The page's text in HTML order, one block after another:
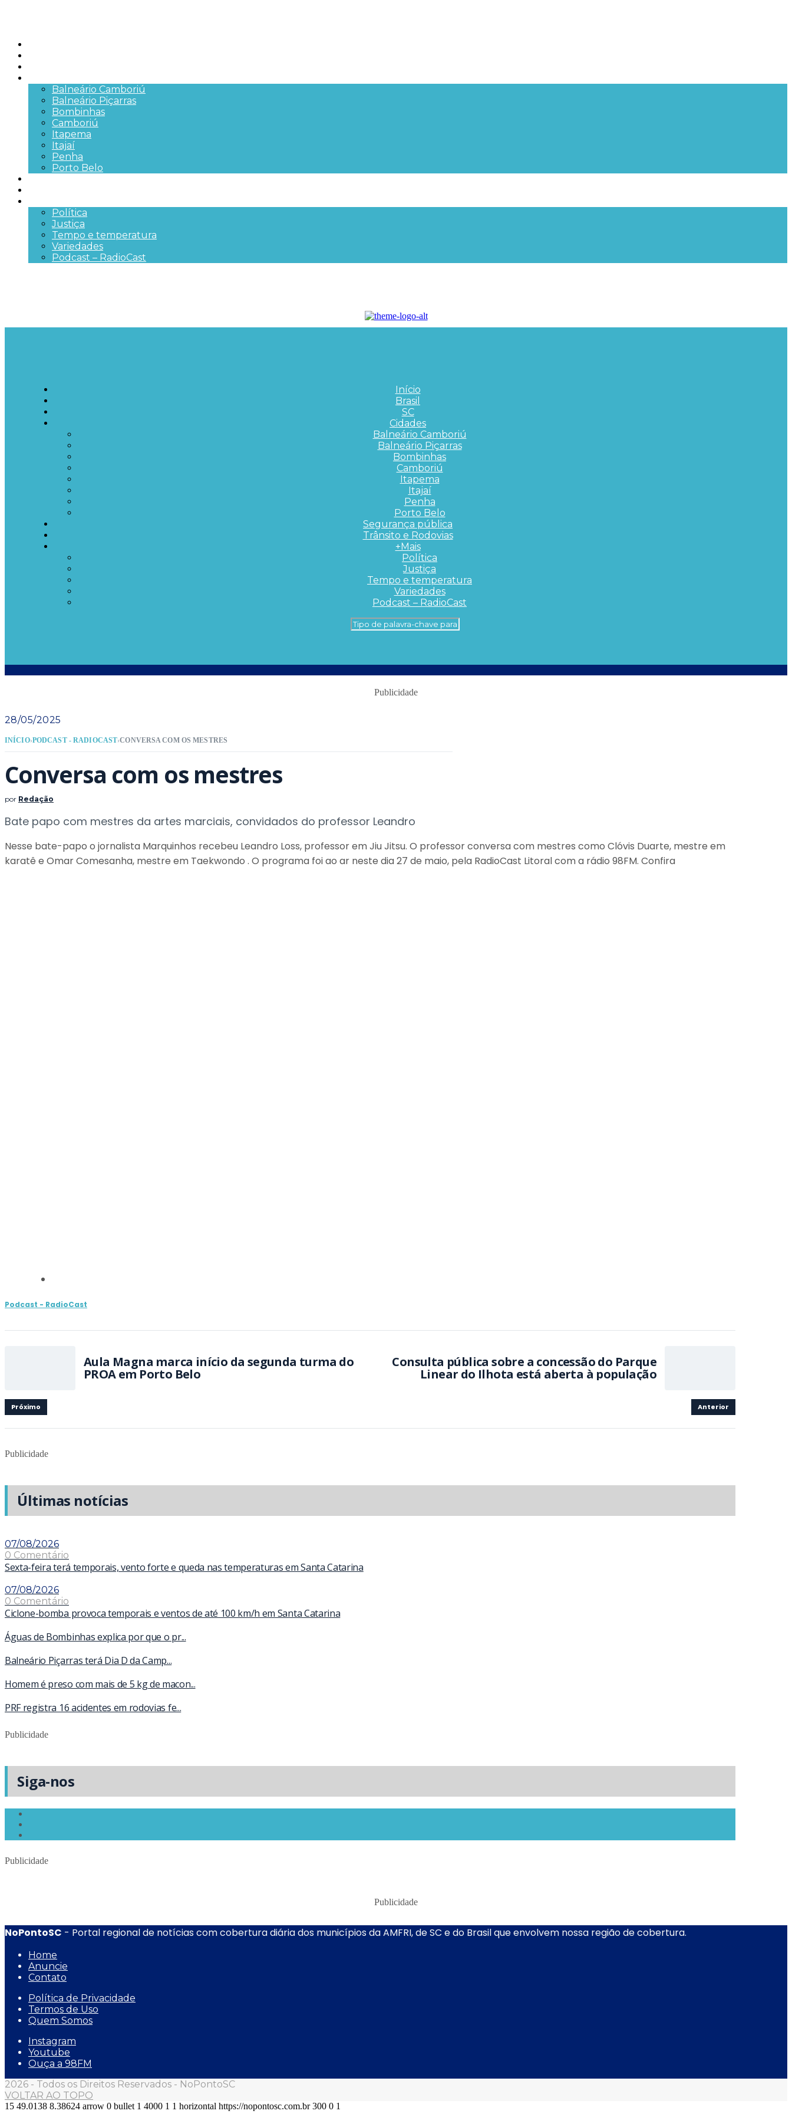
Balneário Camboriú
Balneário Piçarras
Bombinhas
Camboriú
Itapema
Itajaí
Penha
Porto Belo
Política
Justiça
Tempo e temperatura
Variedades
Podcast – RadioCast
Início
Brasil
SC
Cidades
Balneário Camboriú
Balneário Piçarras
Bombinhas
Camboriú
Itapema
Itajaí
Penha
Porto Belo
Segurança pública
Trânsito e Rodovias
+Mais
Política
Justiça
Tempo e temperatura
Variedades
Podcast – RadioCast
Publicidade
28/05/2025
INÍCIO›PODCAST - RADIOCAST›CONVERSA COM OS MESTRES
Conversa com os mestres
por Redação
Bate papo com mestres da artes marciais, convidados do professor Leandro
Nesse bate-papo o jornalista Marquinhos recebeu Leandro Loss, professor em Jiu Jitsu. O professor conversa com mestres como Clóvis Duarte, mestre em
karatê e Omar Comesanha, mestre em Taekwondo . O programa foi ao ar neste dia 27 de maio, pela RadioCast Litoral com a rádio 98FM. Confira
Podcast - RadioCast
Aula Magna marca início da segunda turma do
PROA em Porto Belo
Próximo
Consulta pública sobre a concessão do Parque
Linear do Ilhota está aberta à população
Anterior
Publicidade
Últimas notícias
07/08/2026
0 Comentário
Sexta-feira terá temporais, vento forte e queda nas temperaturas em Santa Catarina
07/08/2026
0 Comentário
Ciclone-bomba provoca temporais e ventos de até 100 km/h em Santa Catarina
Águas de Bombinhas explica por que o pr...
Balneário Piçarras terá Dia D da Camp...
Homem é preso com mais de 5 kg de macon...
PRF registra 16 acidentes em rodovias fe...
Publicidade
Siga-nos
Publicidade
Publicidade
NoPontoSC - Portal regional de notícias com cobertura diária dos municípios da AMFRI, de SC e do Brasil que envolvem nossa região de cobertura.
Home
Anuncie
Contato
Política de Privacidade
Termos de Uso
Quem Somos
Instagram
Youtube
Ouça a 98FM
2026 - Todos os Direitos Reservados - NoPontoSC
VOLTAR AO TOPO
15 49.0138 8.38624 arrow 0 bullet 1 4000 1 1 horizontal https://nopontosc.com.br 300 0 1